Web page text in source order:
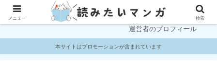
プライバシーポリシー お問い合わせ
運営者のプロフィール
本サイトはプロモーションが含まれています
メニュー 検索